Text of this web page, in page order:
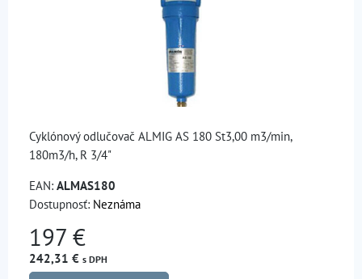
Cyklónový odlučovač ALMIG AS 180 St3,00 m3/min,
180m3/h, R 3/4"
EAN: ALMAS180
Dostupnosť: Neznáma
197 €
242,31 € s DPH